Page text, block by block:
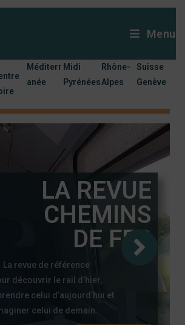
Menu
Méditerr
anée
Midi
Pyrénées
Rhône-
Alpes
Suisse
Genève
LA REVUE
CHEMINS
DE FER
La revue de référence
découvrir le rail d’hier,
celui d’aujourd’hui et
celui de demain.